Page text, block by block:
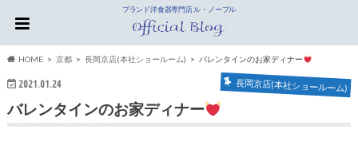
ブランド洋食器専門店 ル・ノーブル
HOME 京都 長岡京店(本社ショールーム) バレンタインのお家ディナー
2021.01.24 長岡京店(本社ショールーム)
バレンタインのお家ディナー